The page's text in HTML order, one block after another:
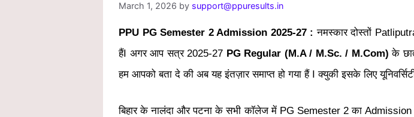
March 1, 2026 by support@ppuresults.in
PPU PG Semester 2 Admission 2025-27 :नमस्कार दोस्तों
हैंI अगर आप सत्र 2025-27 PG Regular (M.A / M.Sc. / M.Com) के
हम आपको बता दे की अब यह इंतज़ार समाप्त हो गया हैं I क्युकी इसके लिए
बिहार के नालंदा और पटना के सभी कॉलेज में PG Semester 2 का